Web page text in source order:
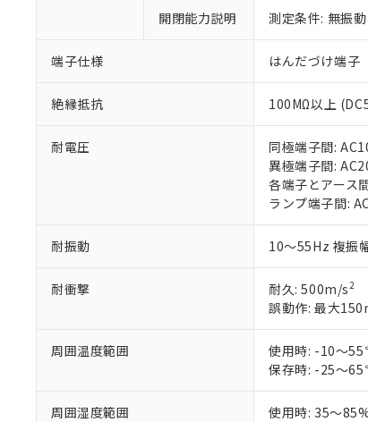
開閉能力説明 測定条件: 無振
端子仕様 はんだづけ端子
絶縁抵抗 100MΩ以上
耐電圧
同極端子間:
異極端子間:
各端子とアース
ランプ端子間:
耐振動 10～55Hz 複振
耐衝撃 耐久: 500m/s2
誤動作: 最大
周囲温度範囲
使用時: -10～
保存時: -25～
周囲湿度範囲 使用時: 35～
本サ
くもの
在庫状
のであ
い。
正式な
当社販
オムロ
在庫状
す。
マイ
お客様
が、当
さい。
※当社
いる法
*EU RoHS指令
鉛(Pb)
六価クロム
ル（DBP）
※2 対応予
部品在庫の
※3 非含有
下記の非含
EU RoHS指
51物質の非
※本証明書は
また、RoHS
混在するこ
「－」：未
*中国RoHS10物
Cr(Ⅵ)(六価クロ
DBP(フタル酸ジ
DEHP(フタル酸
※2 環境保
「ｅ」：有
「10」：通
味します。
「－」：未
当社は
う）
当社は
ます。
当社は
置等に
当社は
また当
たしま
記
号
説
○ 一
△ 一
－
在
機
空
白
受